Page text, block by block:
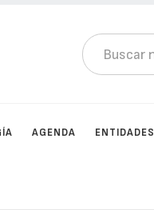
AGENDA ENTIDADES